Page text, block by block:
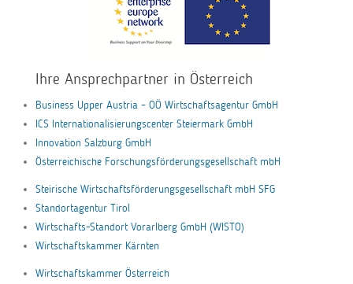
Ihre Ansprechpartner in Österreich
Business Upper Austria – OÖ Wirtschaftsagentur GmbH
ICS Internationalisierungscenter Steiermark GmbH
Innovation Salzburg GmbH
Österreichische Forschungsförderungsgesellschaft mbH
Steirische Wirtschaftsförderungsgesellschaft mbH SFG
Standortagentur Tirol
Wirtschafts-Standort Vorarlberg GmbH (WISTO)
Wirtschaftskammer Kärnten
Wirtschaftskammer Österreich